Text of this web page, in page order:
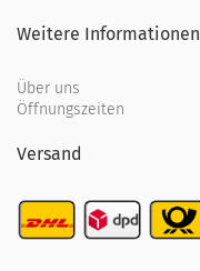
Weitere Informationen
Über uns
Öffnungszeiten
Versand